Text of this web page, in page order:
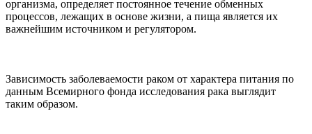
организма, определяет постоянное течение обменных
процессов, лежащих в основе жизни, а пища является их
важнейшим источником и регулятором.
Зависимость заболеваемости раком от характера питания по
данным Всемирного фонда исследования рака выглядит
таким образом.